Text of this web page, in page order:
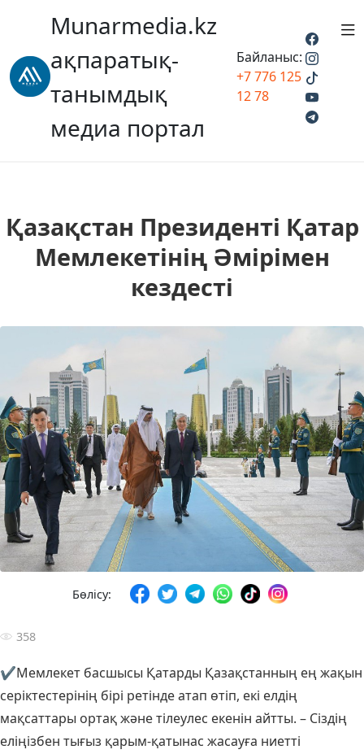
Munarmedia.kz
ақпаратық-
танымдық
медиа портал
Байланыс:
+7 776 125
12 78
Қазақстан Президенті Қатар
Мемлекетінің Әмірімен
кездесті
Бөлісу:
358
✔️Мемлекет басшысы Қатарды Қазақстанның ең жақын
серіктестерінің бірі ретінде атап өтіп, екі елдің
мақсаттары ортақ және тілеулес екенін айтты. – Сіздің
еліңізбен тығыз қарым-қатынас жасауға ниетті